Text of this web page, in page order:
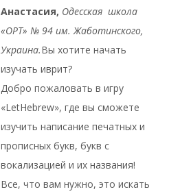
Анастасия, Oдесская школа
«ОРТ» № 94 им. Жаботинского,
Украина.Вы хотите начать
изучать иврит?
Добро пожаловать в игру
«LetHebrew», где вы сможете
изучить написание печатных и
прописных букв, букв с
вокализацией и их названия!
Все, что вам нужно, это искать